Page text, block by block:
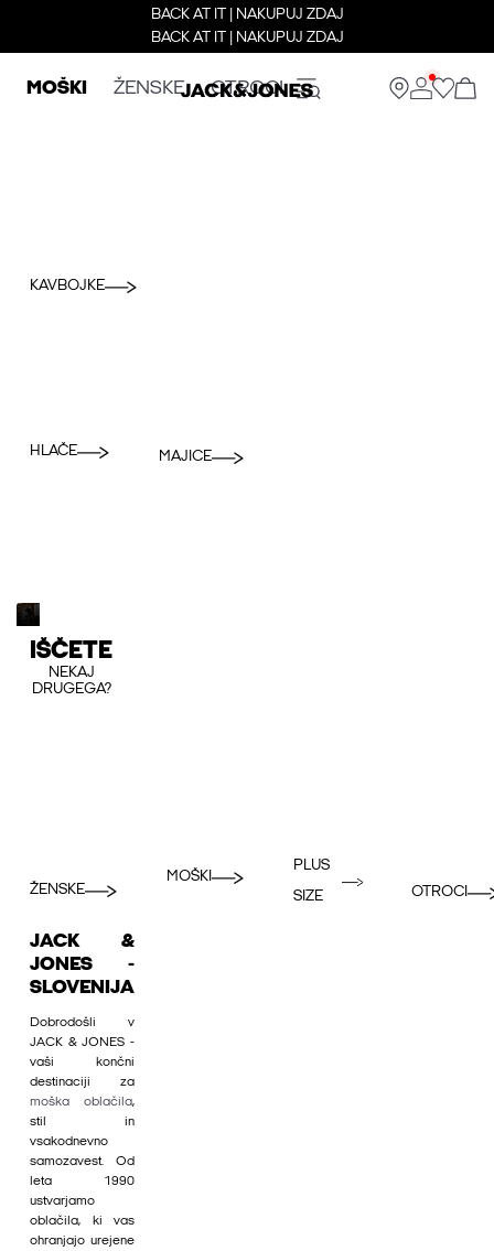
BACK AT IT | NAKUPUJ ZDAJ
BACK AT IT | NAKUPUJ ZDAJ
MOŠKI ŽENSKE OTROCI
KAVBOJKE
HLAČE MAJICE
IŠČETE
NEKAJ
DRUGEGA?
ŽENSKE
MOŠKI
PLUS
SIZE
OTROCI
JACK &
JONES -
SLOVENIJA
Dobrodošli v
JACK & JONES -
vaši končni
destinaciji za
moška oblačila,
stil in
vsakodnevno
samozavest. Od
leta 1990
ustvarjamo
oblačila, ki vas
ohranjajo urejene